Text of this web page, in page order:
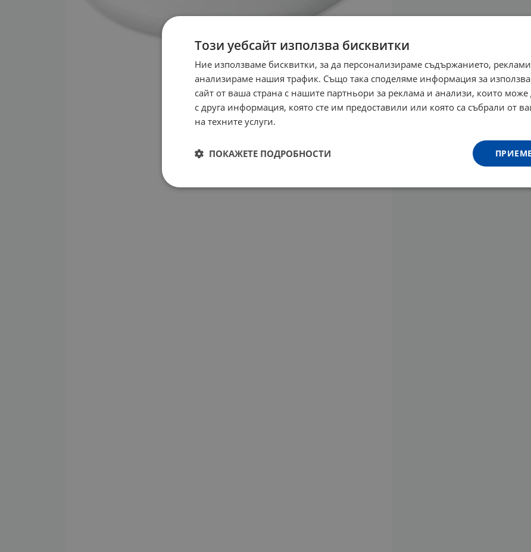
Този уебсайт използва бисквитки
Ние използваме бисквитки, за да персонализираме съдържанието,
анализираме нашия трафик. Също така споделяме информация за
сайт от ваша страна с нашите партньори за реклама и анализи, които
с друга информация, която сте им предоставили или която са събрали от
на техните услуги.
ПОКАЖЕТЕ ПОДРОБНОСТИ